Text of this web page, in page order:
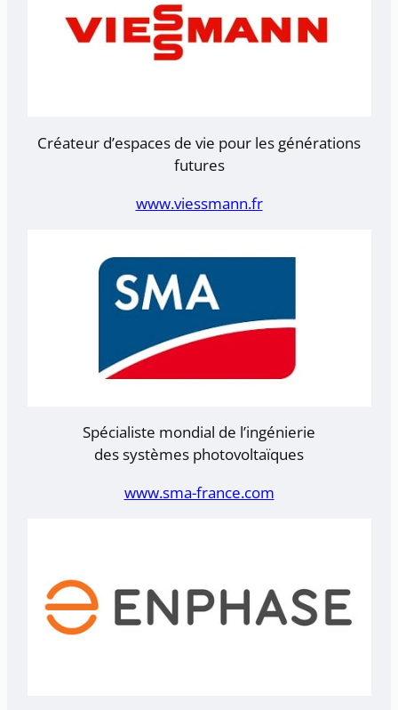
Créateur d’espaces de vie pour les générations
futures
www.viessmann.fr
Spécialiste mondial de l’ingénierie
des systèmes photovoltaïques
www.sma-france.com